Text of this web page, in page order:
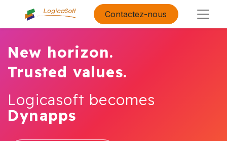
Contactez-nous
New horizon.
Trusted values.
Logicasoft becomes
Dynapps